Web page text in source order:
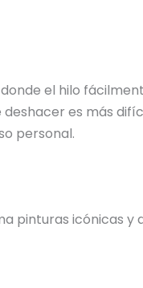
el hilo
es más
personal.
icónicas y